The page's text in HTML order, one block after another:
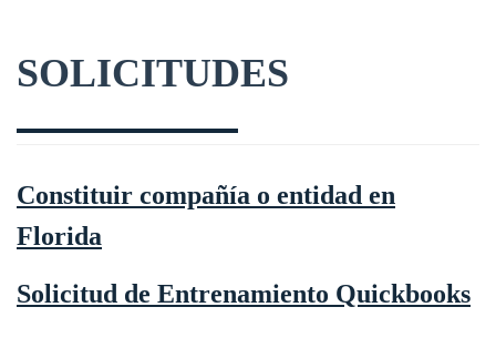
SOLICITUDES
Constituir compañía o entidad en
Florida
Solicitud de Entrenamiento Quickbooks